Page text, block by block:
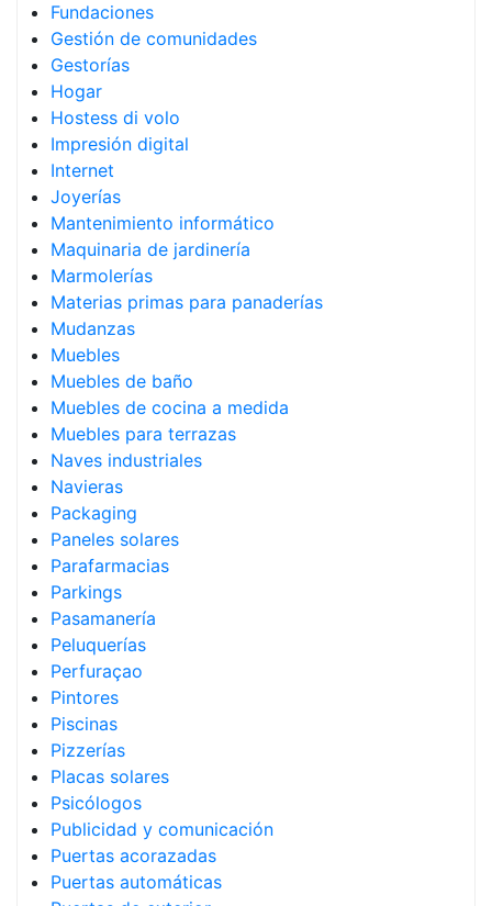
Fundaciones
Gestión de comunidades
Gestorías
Hogar
Hostess di volo
Impresión digital
Internet
Joyerías
Mantenimiento informático
Maquinaria de jardinería
Marmolerías
Materias primas para panaderías
Mudanzas
Muebles
Muebles de baño
Muebles de cocina a medida
Muebles para terrazas
Naves industriales
Navieras
Packaging
Paneles solares
Parafarmacias
Parkings
Pasamanería
Peluquerías
Perfuraçao
Pintores
Piscinas
Pizzerías
Placas solares
Psicólogos
Publicidad y comunicación
Puertas acorazadas
Puertas automáticas